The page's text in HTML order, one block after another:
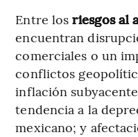
Entre losriesgos al
encuentran
comerciales o un
conflictos
inflación
tendencia a la
mexicano; y